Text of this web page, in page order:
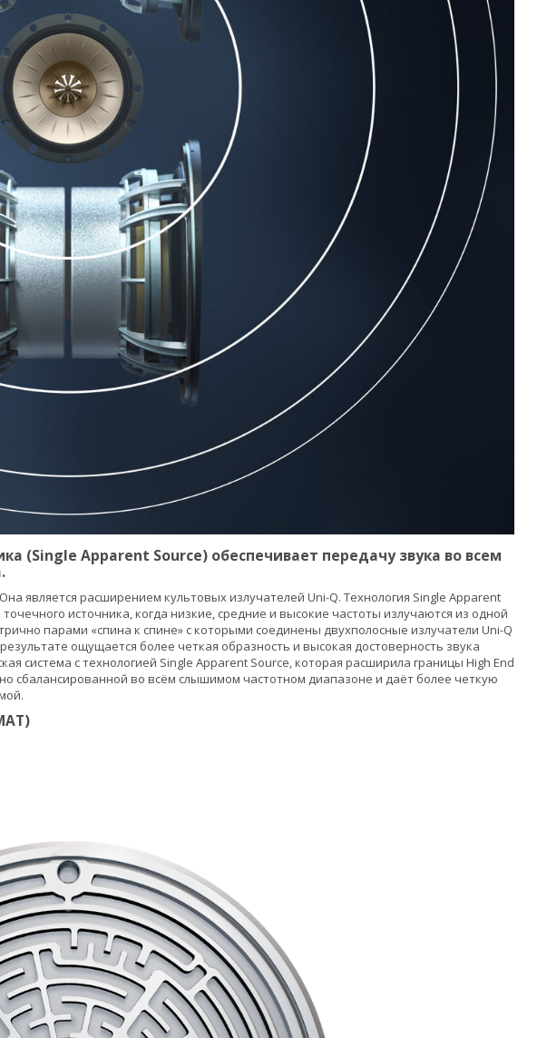
(Single Apparent Source) обеспечивает передачу звука во всем
является расширением культовых излучателей Uni-Q. Технология Single Apparent
источника, когда низкие, средние и высокие частоты излучаются из одной
парами «спина к спине» с которыми соединены двухполосные излучатели Uni-Q
ощущается более четкая образность и высокая достоверность звука
система с технологией Single Apparent Source, которая расширила границы High End
сбалансированной во всём слышимом частотном диапазоне и даёт более четкую